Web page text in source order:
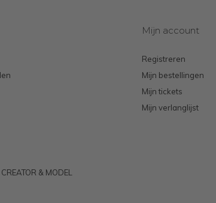
& MODEL
Mijn account
Registreren
Mijn bestellingen
Mijn tickets
Mijn verlanglijst